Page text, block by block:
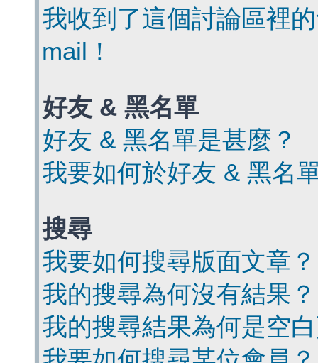
我收到了這個討論區裡
mail！
好友 & 黑名單
好友 & 黑名單是甚麼？
我要如何於好友 & 黑名
搜尋
我要如何搜尋版面文章？
我的搜尋為何沒有結果？
我的搜尋結果為何是空